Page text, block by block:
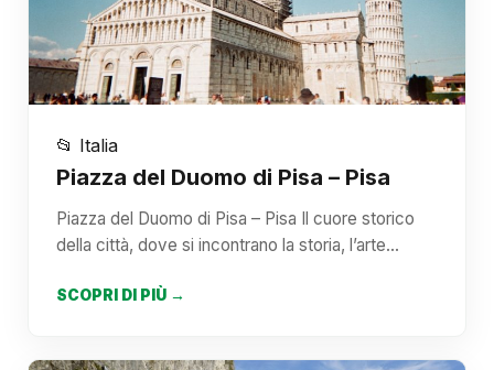
📂 Italia
Piazza del Duomo di Pisa – Pisa
Piazza del Duomo di Pisa – Pisa Il cuore storico
della città, dove si incontrano la storia, l’arte…
SCOPRI DI PIÙ →